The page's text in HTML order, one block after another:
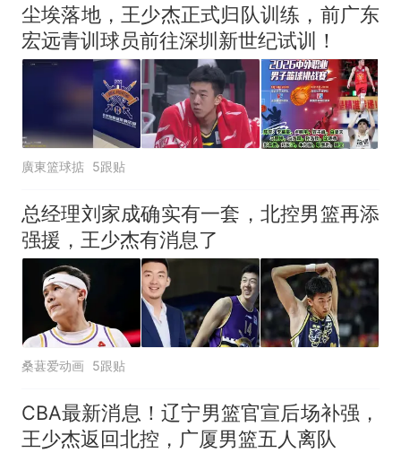
43.98万起
热
那个在床头放菜刀的女孩，
因老师一句“跟我回家”改写了
人生
尘埃落地，王少杰正式归队训练，前广东
宏远青训球员前往深圳新世纪试训！
廣東篮球掂 5跟贴
总经理刘家成确实有一套，北控男篮再添
强援，王少杰有消息了
桑葚爱动画 5跟贴
CBA最新消息！辽宁男篮官宣后场补强，
王少杰返回北控，广厦男篮五人离队